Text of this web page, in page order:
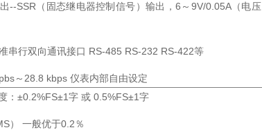
--SSR（固态继电器控制信号）输出，6～9V/0.05A（电压
串行双向通讯接口 RS-485 RS-232 RS-422等
～28.8 kbps 仪表内部自由设定
：±0.2%FS±1字 或 0.5%FS±1字
） 一般优于0.2％